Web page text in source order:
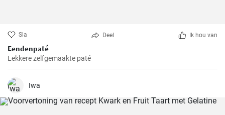
Sla Deel Ik hou van
Eendenpaté
Lekkere zelfgemaakte paté
Iwa